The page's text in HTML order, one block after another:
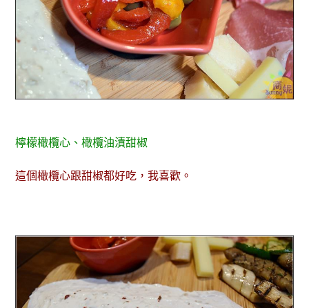
檸檬橄欖心、橄欖油漬甜椒
這個橄欖心跟甜椒都好吃，我喜歡。